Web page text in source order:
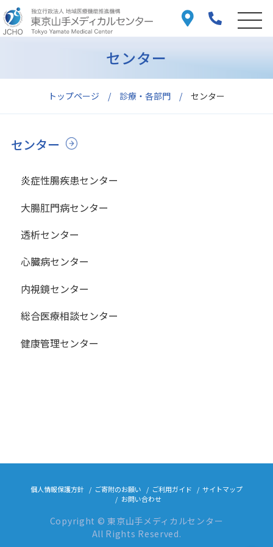
トップページ 診療・各部門 センター
センター
センター
炎症性腸疾患センター
大腸肛門病センター
透析センター
心臓病センター
内視鏡センター
総合医療相談センター
健康管理センター
個人情報保護方針 ご寄附のお願い ご利用ガイド
サイトマップ
お問い合わせ
Copyright © 東京山手メディカルセンター
All Rights Reserved.